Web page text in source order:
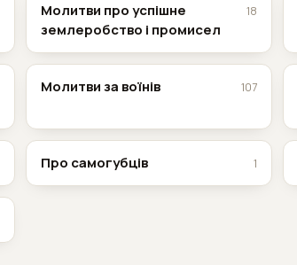
Молитви про успішне
землеробство і промисел
18
Молитви за воїнів 107
Про самогубців 1